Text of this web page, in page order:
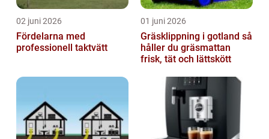
02 juni 2026
Fördelarna med
professionell taktvätt
01 juni 2026
Gräsklippning i gotland så
håller du gräsmattan
frisk, tät och lättskött